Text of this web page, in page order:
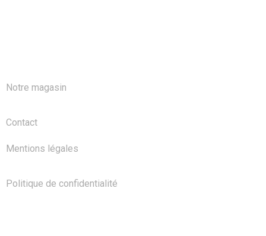
Notre magasin
Contact
Mentions légales
Politique de confidentialité